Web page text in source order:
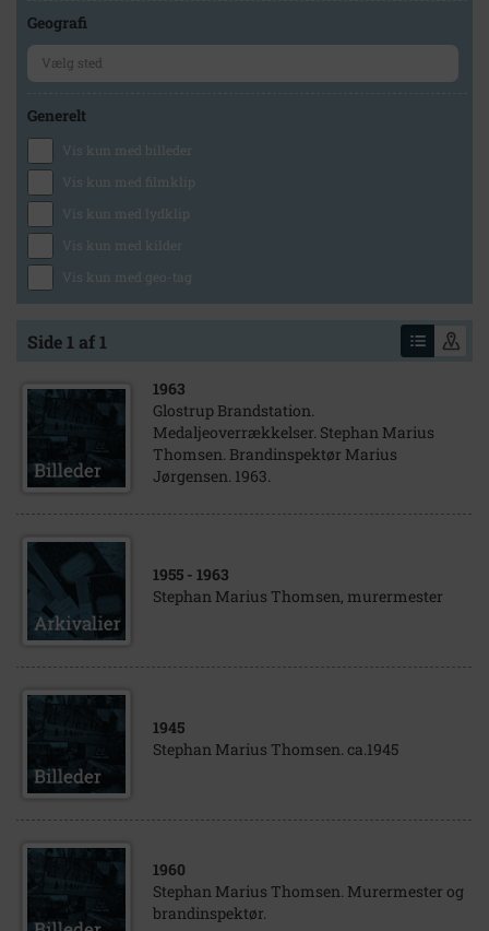
Geografi
Generelt
Vis kun med billeder
Vis kun med filmklip
Vis kun med lydklip
Vis kun med kilder
Vis kun med geo-tag
Side 1 af 1
1963
Glostrup Brandstation.
Medaljeoverrækkelser. Stephan Marius
Thomsen. Brandinspektør Marius
Jørgensen. 1963.
1955 - 1963
Stephan Marius Thomsen, murermester
1945
Stephan Marius Thomsen. ca.1945
1960
Stephan Marius Thomsen. Murermester og
brandinspektør.